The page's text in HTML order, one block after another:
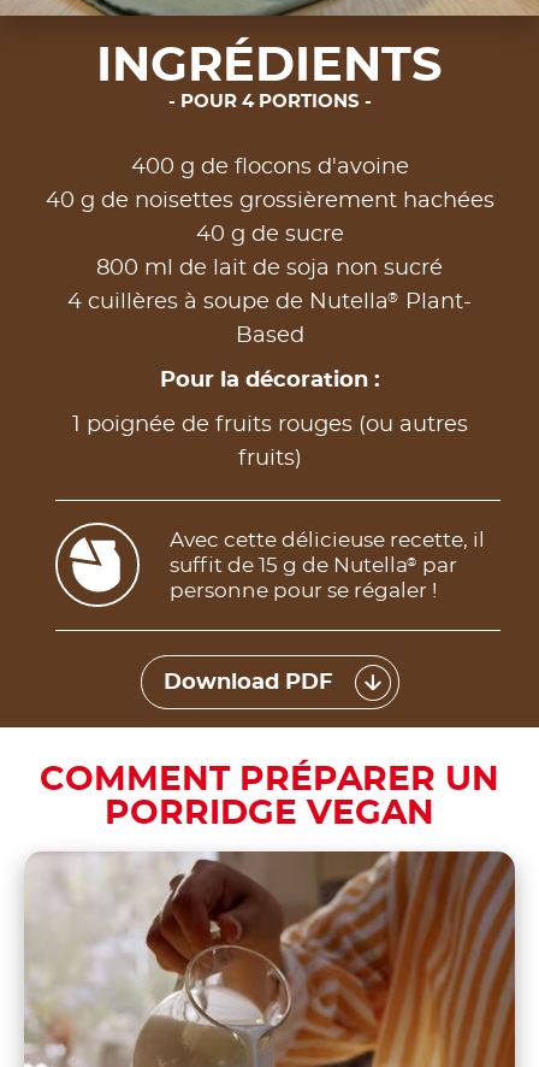
INGRÉDIENTS
POUR 4 PORTIONS
400 g de flocons d'avoine
40 g de noisettes grossièrement hachées
40 g de sucre
800 ml de lait de soja non sucré
4 cuillères à soupe de Nutella®
Plant-
Based
Pour la décoration :
1 poignée de fruits rouges (ou autres
fruits)
Avec cette délicieuse recette, il
suffit de 15 g de Nutella®
par
personne pour se régaler !
Download PDF
COMMENT PRÉPARER UN
PORRIDGE VEGAN